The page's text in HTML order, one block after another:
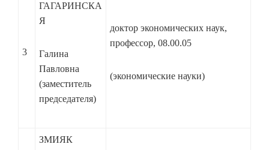
3
ГАГАРИНСКА
Я
Галина
Павловна
(заместитель
председателя)
доктор экономических наук,
профессор, 08.00.05
(экономические науки)
ЗМИЯК